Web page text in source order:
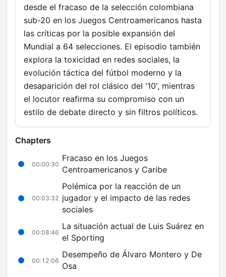
desde el fracaso de la selección colombiana
sub-20 en los Juegos Centroamericanos hasta
las críticas por la posible expansión del
Mundial a 64 selecciones. El episodio también
explora la toxicidad en redes sociales, la
evolución táctica del fútbol moderno y la
desaparición del rol clásico del '10', mientras
el locutor reafirma su compromiso con un
estilo de debate directo y sin filtros políticos.
Chapters
00:00:30
Fracaso en los Juegos
Centroamericanos y Caribe
00:03:32
Polémica por la reacción de un
jugador y el impacto de las redes
sociales
00:08:46
La situación actual de Luis Suárez en
el Sporting
00:12:06
Desempeño de Álvaro Montero y De
Osa